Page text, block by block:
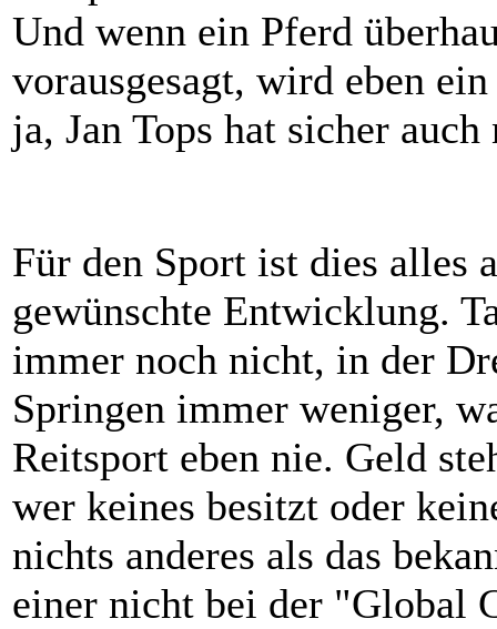
Und wenn ein Pferd
vorausgesagt, wird eben
ja, Jan Tops hat sicher auch
Für den Sport ist dies alles
gewünschte Entwicklung.
immer noch nicht, in der
Springen immer weniger,
Reitsport eben nie. Geld
wer keines besitzt oder
nichts anderes als das
einer nicht bei der "Global